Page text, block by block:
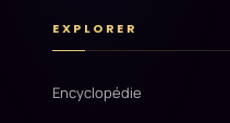
EXPLORER
Encyclopédie